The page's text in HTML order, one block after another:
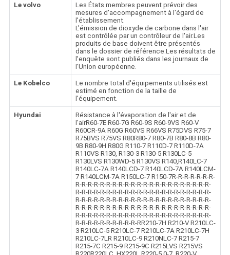
Le volvo
Les États membres peuvent prévoir des
mesures d'accompagnement à l'égard de
l'établissement.
L'émission de dioxyde de carbone dans l'air
est contrôlée par un contrôleur de l'air.Les
produits de base doivent être présentés
dans le dossier de référence.Les résultats de
l'enquête sont publiés dans les journaux de
l'Union européenne.
Le Kobelco
Le nombre total d'équipements utilisés est
estimé en fonction de la taille de
l'équipement.
Hyundai
Résistance à l'évaporation de l'air et de
l'airR60-7E R60-7G R60-9S R60-9VS R60-V
R60CR-9A R60G R60VS R66VS R75DVS R75-7
R75BVS R75VS R80R80-7 R80-7B R80-8B R80-
9B R80-9H R80G R110-7 R110D-7 R110D-7A
R110VS R130, R130-3 R130-5 R130LC-5
R130LVS R130WD-5 R130VS R140,R140LC-7
R140LC-7A R140LCD-7 R140LCD-7A R140LCM-
7 R140LCM-7A R150LC-7 R150-7R-R-R-R-R-R-R-
R-R-R-R-R-R-R-R-R-R-R-R-R-R-R-R-R-R-R-R-R-R-
R-R-R-R-R-R-R-R-R-R-R-R-R-R-R-R-R-R-R-R-R-R-
R-R-R-R-R-R-R-R-R-R-R-R-R-R-R-R-R-R-R-R-R-R-
R-R-R-R-R-R-R-R-R-R-R-R-R-R-R-R-R-R-R-R-R-R-
R-R-R-R-R-R-R-R-R-R-R-R-R-R-R-R-R-R-R-R-R-R-
R-R-R-R-R-R-R-R-R-R-RR210-7H R210-V R210LC-
3 R210LC-5 R210LC-7 R210LC-7A R210LC-7H
R210LC-7LR R210LC-9 R210NLC-7 R215-7
R215-7C R215-9 R215-9C R215LVS R215VS